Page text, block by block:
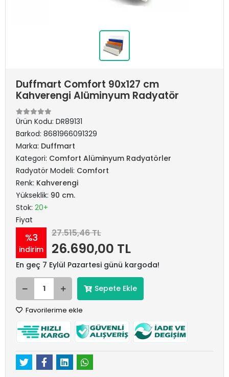
Duffmart Comfort 90x127 cm
Kahverengi Alüminyum Radyatör
Ürün Kodu: DR89131
Barkod: 8681966091329
Marka: Duffmart
Kategori: Comfort Alüminyum Radyatörler
Radyatör Modeli: Comfort
Renk: Kahverengi
Yükseklik: 90 cm.
Stok: 20+
Fiyat
%3
indirim
27.515,46 TL
26.690,00 TL
En geç 7 Eylül Pazartesi günü kargoda!
Sepete Ekle
Favorilerime ekle